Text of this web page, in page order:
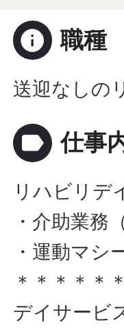
info 職種
送迎なしの
label 仕事
リハビリデ
・介助業務
・運動マシ
＊＊＊＊＊
デイサービ